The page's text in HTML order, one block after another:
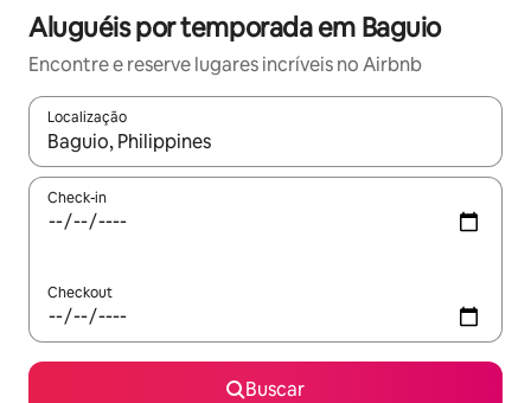
Aluguéis por temporada em Baguio
Encontre e reserve lugares incríveis no Airbnb
Localização
Quando os resultados estiverem disponíveis, explore-os
Check-in
Checkout
Buscar